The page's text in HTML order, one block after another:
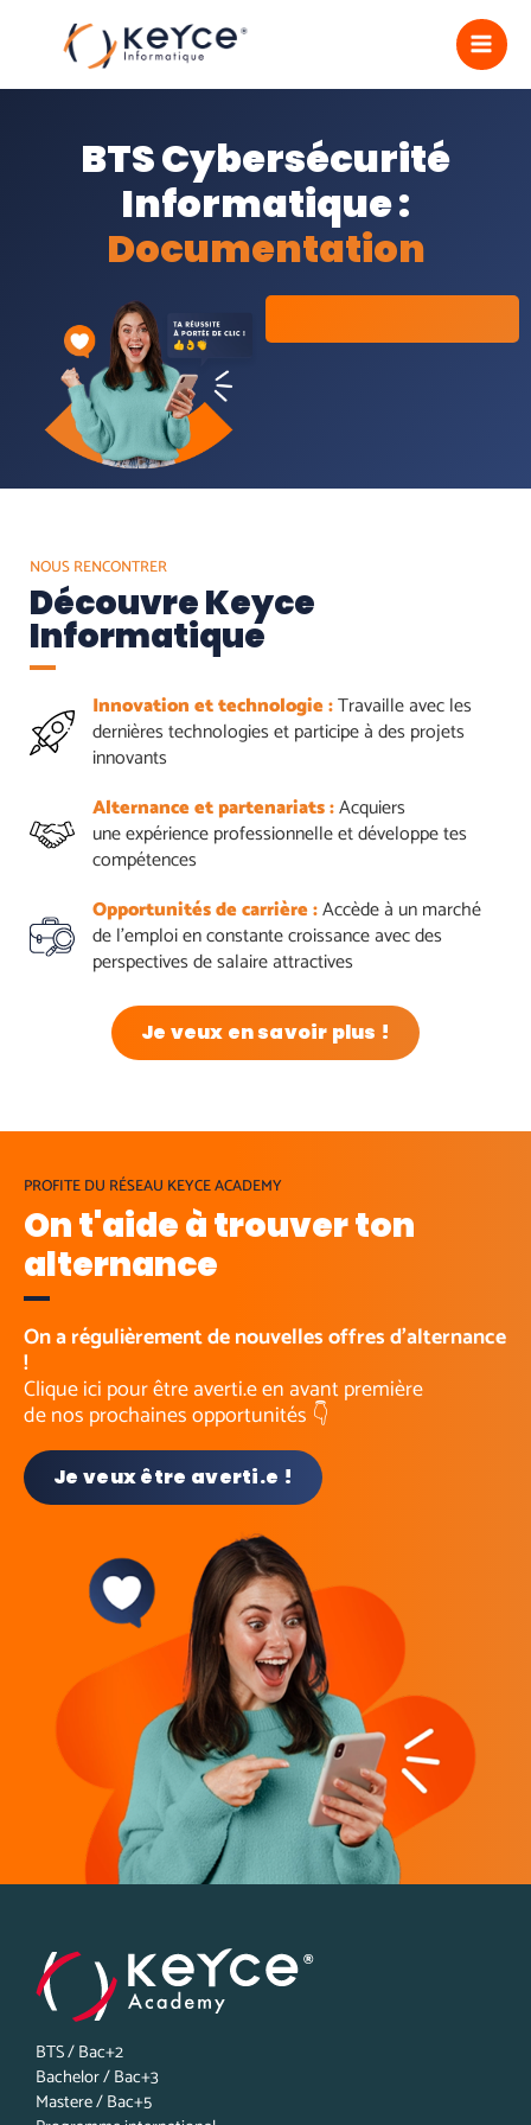
BTS Cybersécurité
Informatique :
Documentation
NOUS RENCONTRER
Découvre Keyce
Informatique
Innovation et technologie :Travaille avec les
dernières technologies et participe à des projets
innovants
Alternance et partenariats :Acquiers
une expérience professionnelle et développe tes
compétences
Opportunités de carrière :Accède à un marché
de l'emploi en constante croissance avec des
perspectives de salaire attractives
Je veux en savoir plus !
PROFITE DU RÉSEAU KEYCE ACADEMY
On t'aide à trouver ton
alternance
On a régulièrement de nouvelles offres d’alternance
!
Clique ici pour être averti.e en avant première
de nos prochaines opportunités 👇
Je veux être averti.e !
BTS / Bac+2
Bachelor / Bac+3
Mastere / Bac+5